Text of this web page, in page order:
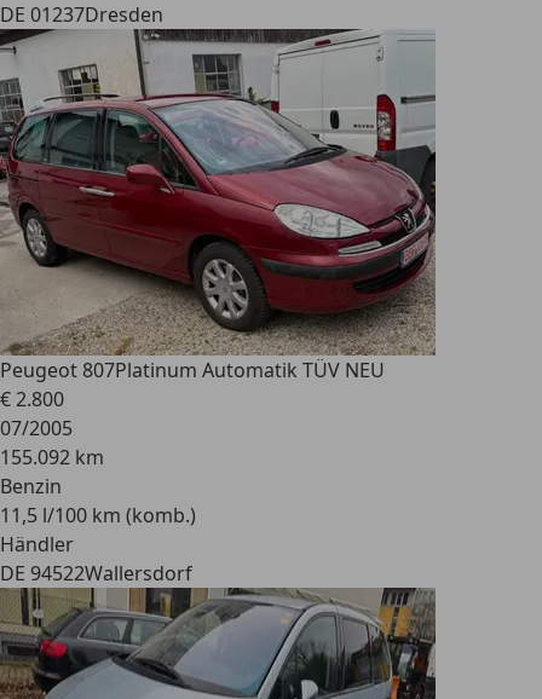
DE 01237Dresden
Peugeot 807Platinum Automatik TÜV NEU
€ 2.800
07/2005
155.092 km
Benzin
11,5 l/100 km (komb.)
Händler
DE 94522Wallersdorf